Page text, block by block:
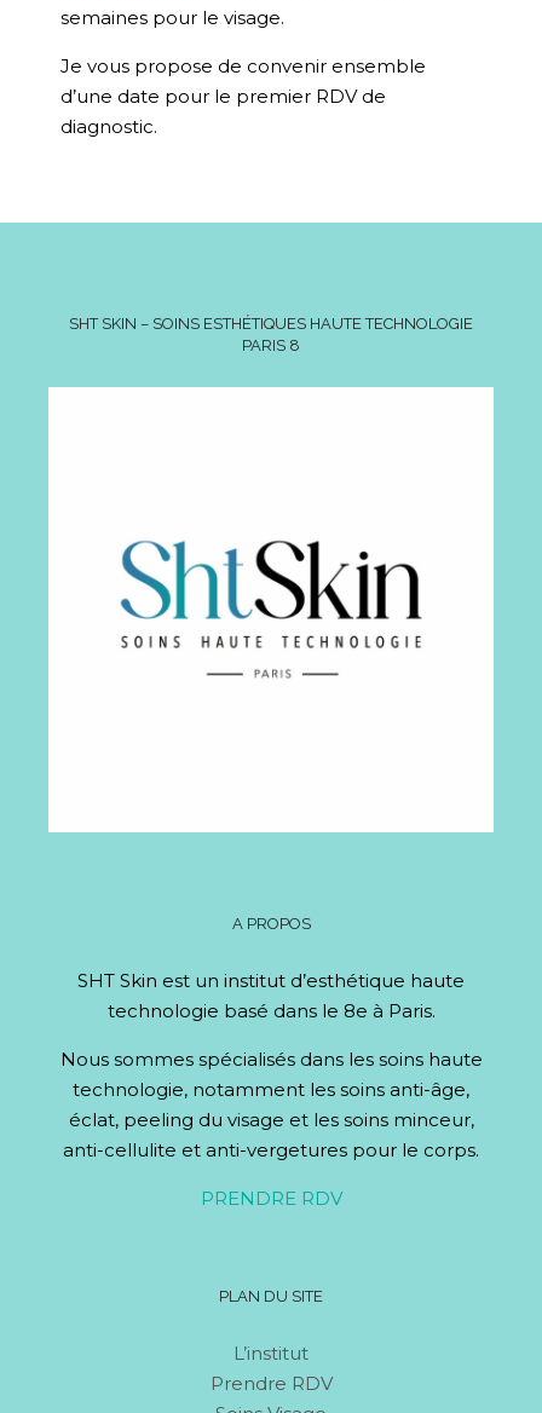
semaines pour le visage.
Je vous propose de convenir ensemble
d’une date pour le premier RDV de
diagnostic.
SHT SKIN – SOINS ESTHÉTIQUES HAUTE TECHNOLOGIE
PARIS 8
A PROPOS
SHT Skin est un institut d’esthétique haute
technologie basé dans le 8e à Paris.
Nous sommes spécialisés dans les soins haute
technologie, notamment les soins anti-âge,
éclat, peeling du visage et les soins minceur,
anti-cellulite et anti-vergetures pour le corps.
PRENDRE RDV
PLAN DU SITE
L’institut
Prendre RDV